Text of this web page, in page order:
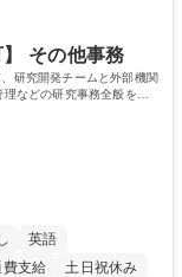
2日
く業務に取り組める
を意識したスケジュ
コーポレート部門）
その他事務
研究開発チームと外部機関
などの研究事務全般をお
英語
費支給 土日祝休み